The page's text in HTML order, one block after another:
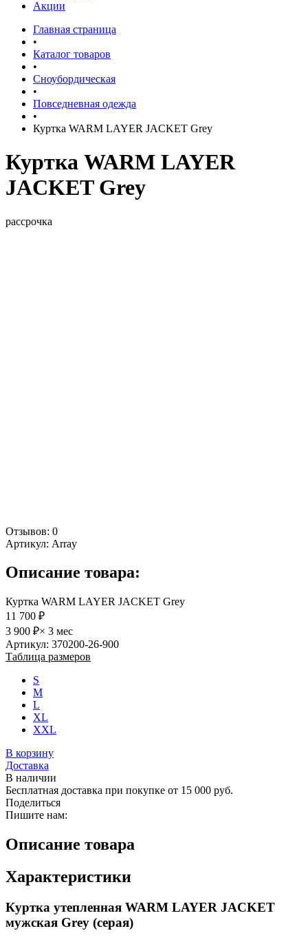
Акции
Главная страница
•
Каталог товаров
•
Сноубордическая
•
Повседневная одежда
•
Куртка WARM LAYER JACKET Grey
Куртка WARM LAYER
JACKET Grey
рассрочка
Отзывов: 0
Артикул: Array
Описание товара:
Куртка WARM LAYER JACKET Grey
11 700 ₽
3 900 ₽× 3 мес
Артикул: 370200-26-900
Таблица размеров
S
M
L
XL
XXL
В корзину
Доставка
В наличии
Бесплатная доставка при покупке от 15 000 руб.
Поделиться
Пишите нам:
Описание товара
Характеристики
Куртка утепленная WARM LAYER JACKET
мужская Grey (серая)